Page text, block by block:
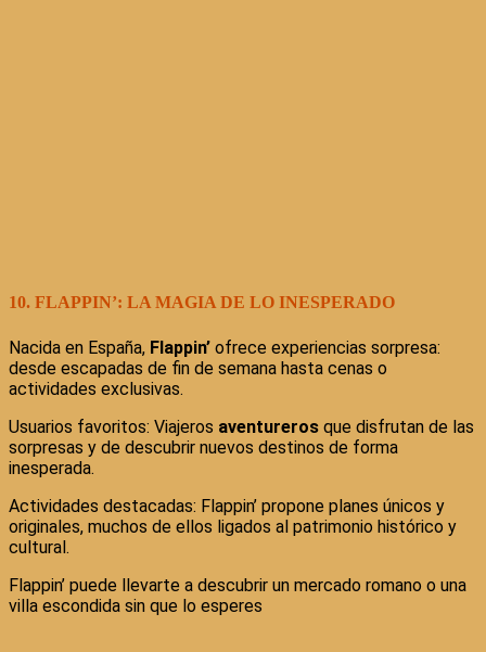
10. FLAPPIN’: LA MAGIA DE LO INESPERADO
Nacida en España, Flappin’ ofrece experiencias sorpresa:
desde escapadas de fin de semana hasta cenas o
actividades exclusivas.
Usuarios favoritos: Viajeros aventureros que disfrutan de las
sorpresas y de descubrir nuevos destinos de forma
inesperada.
Actividades destacadas: Flappin’ propone planes únicos y
originales, muchos de ellos ligados al patrimonio histórico y
cultural.
Flappin’ puede llevarte a descubrir un mercado romano o una
villa escondida sin que lo esperes